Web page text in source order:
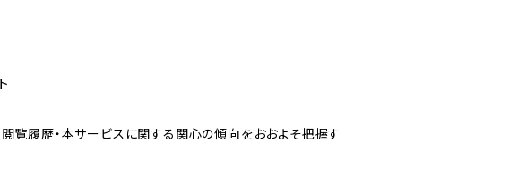
覧履歴・本サービスに関する関心の傾向をおおよそ把握す